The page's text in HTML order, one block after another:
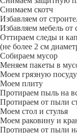
Снимаем скотч
Избавляем от
Избавляем мебель от
Оттираем следы и
(не более 2 см
Собираем мусор
Меняем пакеты в
Моем грязную
Моем плиту
Протираем пыль на
Протираем от пыли
Моем стол и стулья
Моем раковину и
Протираем от пыли